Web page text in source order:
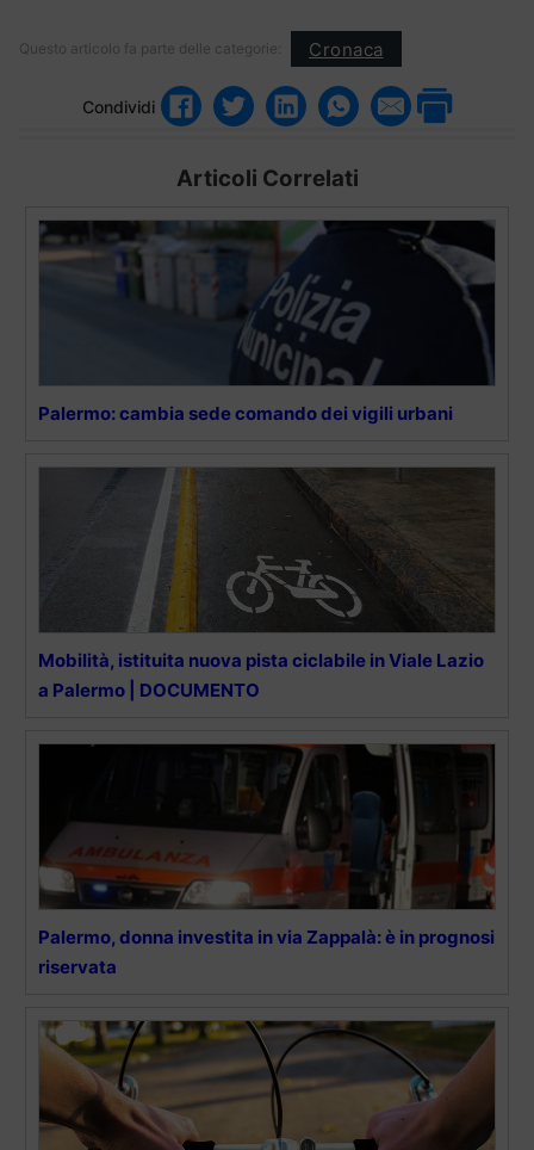
Questo articolo fa parte delle categorie: Cronaca
Condividi
Articoli Correlati
Palermo: cambia sede comando dei vigili urbani
Mobilità, istituita nuova pista ciclabile in Viale Lazio
a Palermo | DOCUMENTO
Palermo, donna investita in via Zappalà: è in prognosi
riservata